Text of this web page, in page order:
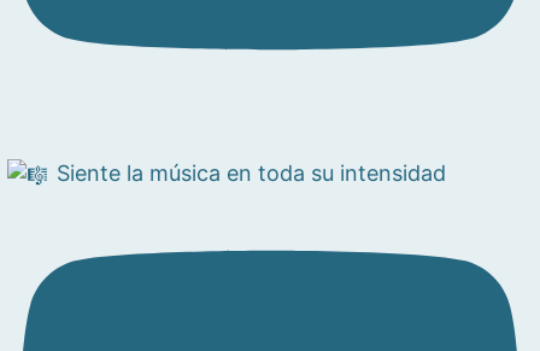
Siente la música en toda su intensidad